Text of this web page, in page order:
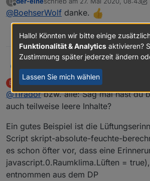
Offline zuletzt editiert von der-eine
@BoehserWolf danke.
Ich habe das Raumklima-Skript
der absoluten Feuchte und
außen wird eine
Skript siehe:
feuchte-berechnen
MessageStateCreator:
B
Offline
BoehserWolf 28. Mai 2020,
zuletzt editiert von
@Tiradorbzw. alle: Sag mal hast du
auch teilweise leere Inhalte?
Ein gutes Beispiel ist die
Script skript-absolute-feuchte-
es schon öfter vor, dass eine
javascript.0.Raumklima.Lüften =
entnommen aus dem DP
Hallo! Könnten wir bitte einige
Funktionalität & Analytics aktivieren?
Zustimmung später jederzeit ändern
Lassen Sie mich wählen